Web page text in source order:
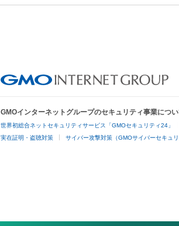
GMOインターネットグループのセキュリティ事業につ
世界初総合ネットセキュリティサービス「GMOセキュリティ24」
実在証明・盗聴対策 サイバー攻撃対策（GMOサイバーセキュリ